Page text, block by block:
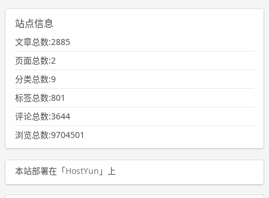
站点信息
文章总数:2885
页面总数:2
分类总数:9
标签总数:801
评论总数:3644
浏览总数:9704501
本站部署在「HostYun 」上